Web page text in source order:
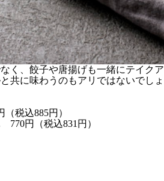
く、餃子や唐揚げも一緒にテイクア
共に味わうのもアリではないでしょ
税込885円）
円（税込831円）